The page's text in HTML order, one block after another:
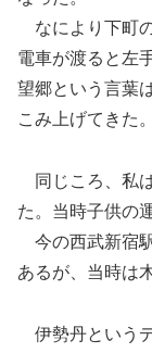
なにより下町
電車が渡ると左
望郷という言葉
こみ上げてきた。
同じころ、私
た。当時子供の
今の西武新宿
あるが、当時は
伊勢丹という